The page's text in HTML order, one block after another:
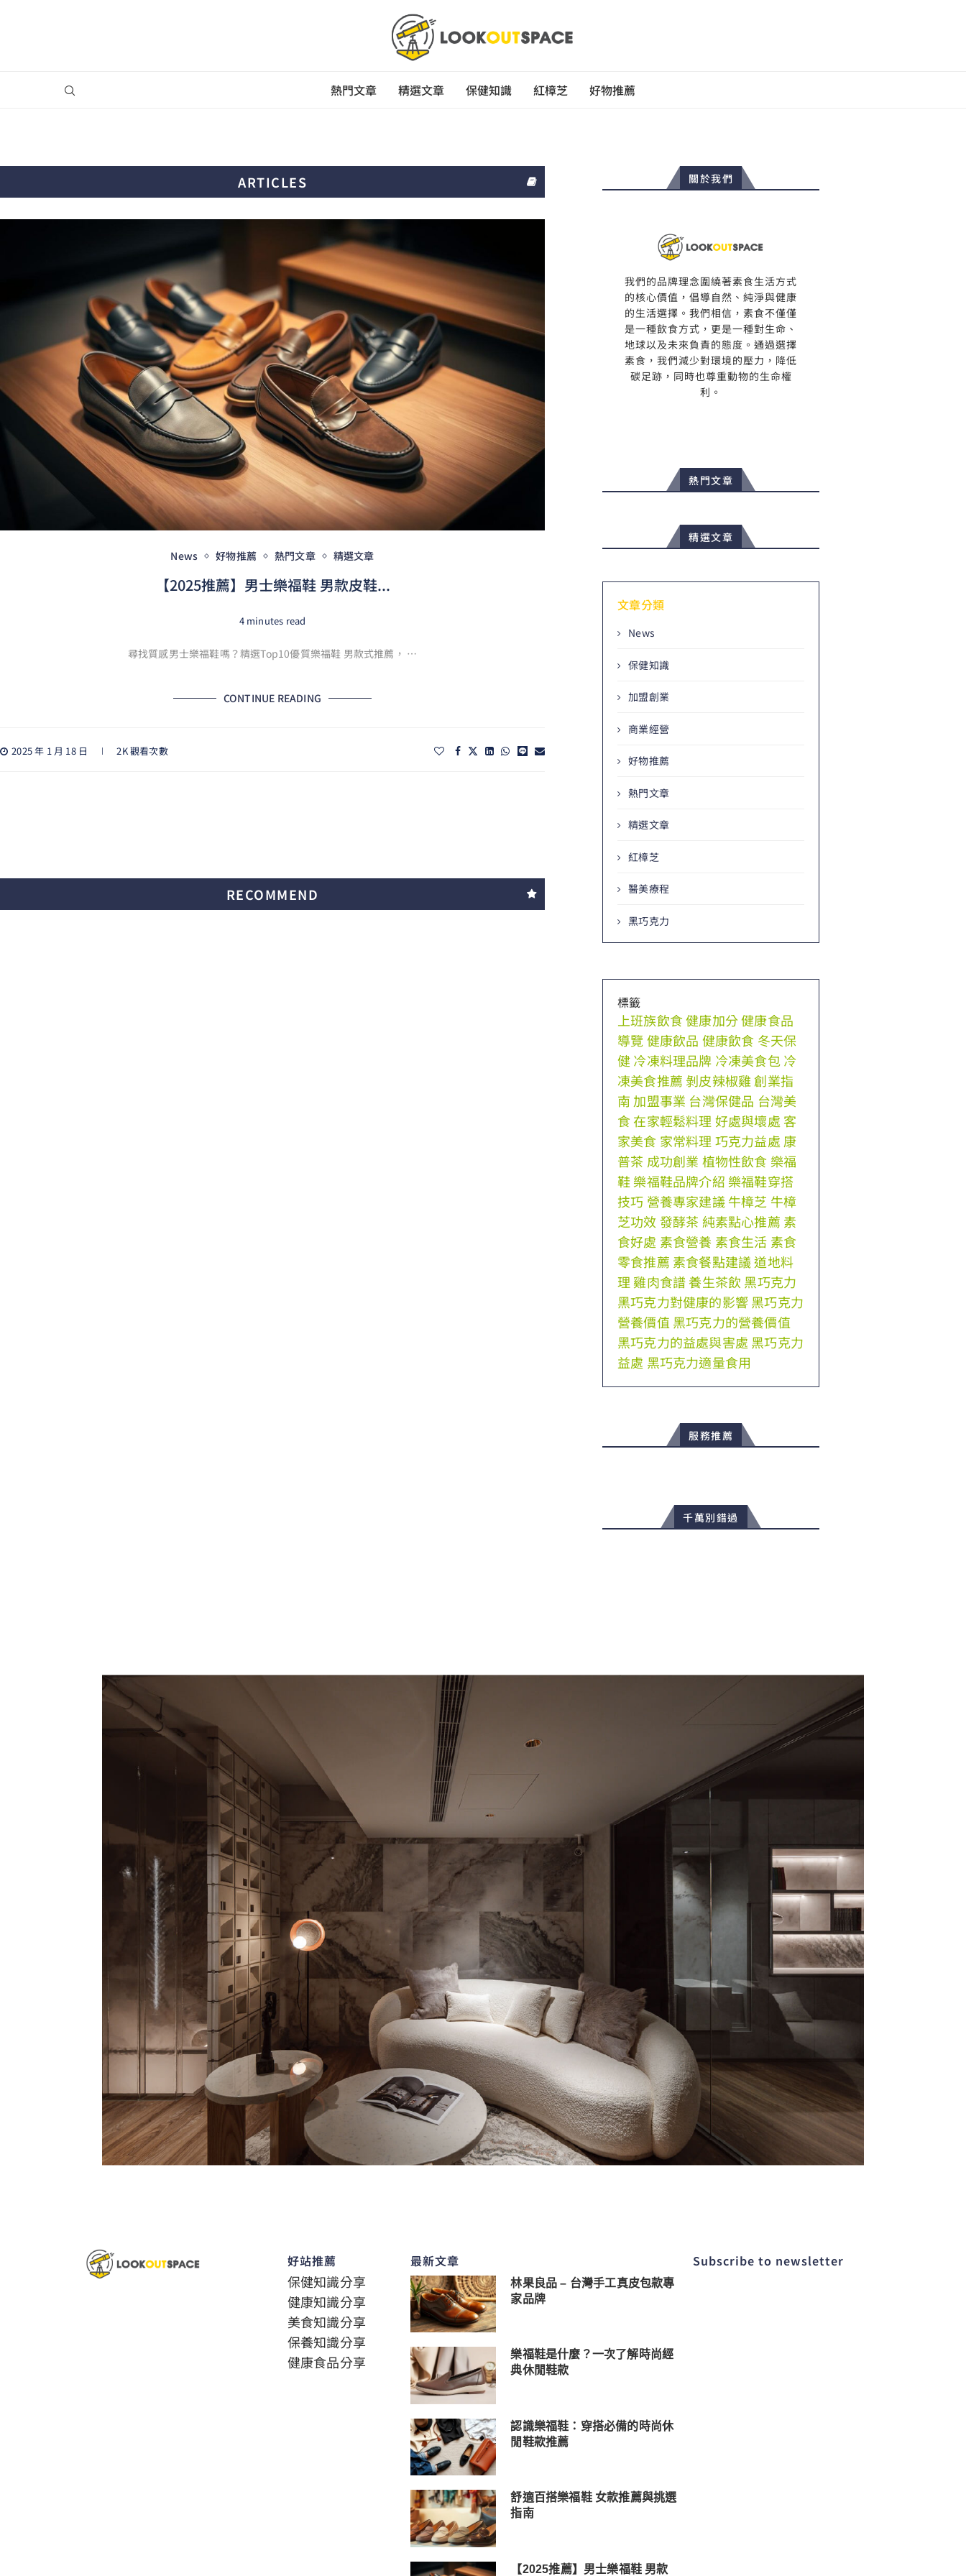
熱門文章 精選文章 保健知識 紅樟芝 好物推薦
ARTICLES
News 好物推薦 熱門文章 精選文章
【2025推薦】男士樂福鞋 男款皮鞋...
4 minutes read
尋找質感男士樂福鞋嗎？精選Top10優質樂福鞋 男款式推薦， …
CONTINUE READING
2025 年 1 月 18 日 2K 觀看次數
RECOMMEND
關於我們
我們的品牌理念圍繞著素食生活方式
的核心價值，倡導自然、純淨與健康
的生活選擇。我們相信，素食不僅僅
是一種飲食方式，更是一種對生命、
地球以及未來負責的態度。通過選擇
素食，我們減少對環境的壓力，降低
碳足跡，同時也尊重動物的生命權
利。
熱門文章
精選文章
文章分類
News
保健知識
加盟創業
商業經營
好物推薦
熱門文章
精選文章
紅樟芝
醫美療程
黑巧克力
標籤
上班族飲食 健康加分健康食品
導覽 健康飲品 健康飲食 冬天保
健冷凍料理品牌 冷凍美食包冷
凍美食推薦 剝皮辣椒雞 創業指
南 加盟事業 台灣保健品 台灣美
食 在家輕鬆料理 好處與壞處客
家美食 家常料理 巧克力益處 康
普茶 成功創業 植物性飲食 樂福
鞋樂福鞋品牌介紹 樂福鞋穿搭
技巧 營養專家建議牛樟芝 牛樟
芝功效發酵茶 純素點心推薦 素
食好處 素食營養 素食生活 素食
零食推薦 素食餐點建議道地料
理 雞肉食譜養生茶飲 黑巧克力
黑巧克力對健康的影響黑巧克力
營養價值 黑巧克力的營養價值
黑巧克力的益處與害處 黑巧克力
益處 黑巧克力適量食用
服務推薦
千萬別錯過
好站推薦
保健知識分享
健康知識分享
美食知識分享
保養知識分享
健康食品分享
最新文章
林果良品 – 台灣手工真皮包款專
家品牌
樂福鞋是什麼？一次了解時尚經
典休閒鞋款
認識樂福鞋：穿搭必備的時尚休
閒鞋款推薦
舒適百搭樂福鞋 女款推薦與挑選
指南
【2025推薦】男士樂福鞋 男款
Subscribe to newsletter​